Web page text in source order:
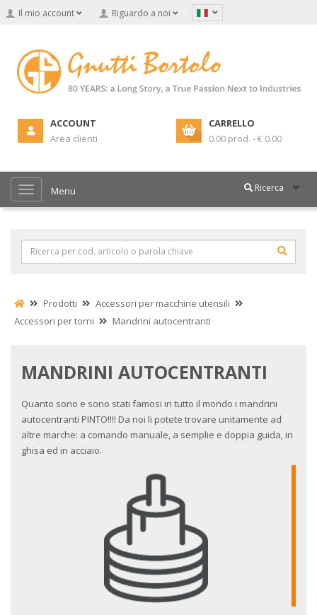
Il mio account Riguardo a noi
ACCOUNT
Area clienti
CARRELLO
0.00 prod. - € 0.00
Menu Ricerca
Prodotti
Accessori per macchine utensili
Accessori per torni
Mandrini autocentranti
MANDRINI AUTOCENTRANTI
Quanto sono e sono stati famosi in tutto il mondo i mandrini
autocentranti PINTO!!!! Da noi li potete trovare unitamente ad
altre marche: a comando manuale, a semplie e doppia guida, in
ghisa ed in acciaio.